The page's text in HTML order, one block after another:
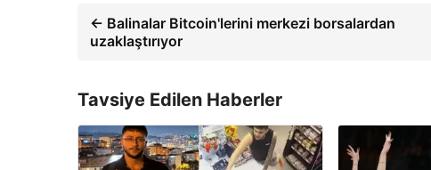
← Balinalar Bitcoin'lerini merkezi borsalardan
uzaklaştırıyor
Tavsiye Edilen Haberler